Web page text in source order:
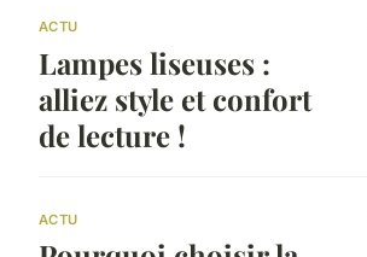
ACTU
Lampes liseuses :
alliez style et confort
de lecture !
ACTU